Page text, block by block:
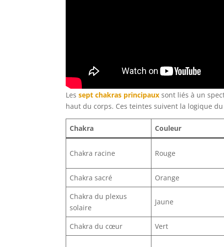
Lessept chakras principaux sont liés à un
haut du corps. Ces teintes suivent la logique
Chakra Couleur
Chakra racine Rouge
Chakra sacré Orange
Chakra du plexus
solaire
Jaune
Chakra du cœur Vert